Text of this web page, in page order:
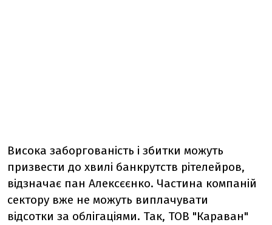
Висока заборгованість і збитки можуть
призвести до хвилі банкрутств рітелейров,
відзначає пан Алексєєнко. Частина компаній
сектору вже не можуть виплачувати
відсотки за облігаціями. Так, ТОВ "Караван"